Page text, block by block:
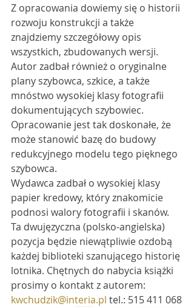
Z opracowania dowiemy się o historii
rozwoju konstrukcji a także
znajdziemy szczegółowy opis
wszystkich, zbudowanych wersji.
Autor zadbał również o oryginalne
plany szybowca, szkice, a także
mnóstwo wysokiej klasy fotografii
dokumentujących szybowiec.
Opracowanie jest tak doskonałe, że
może stanowić bazę do budowy
redukcyjnego modelu tego pięknego
szybowca.
Wydawca zadbał o wysokiej klasy
papier kredowy, który znakomicie
podnosi walory fotografii i skanów.
Ta dwujęzyczna (polsko-angielska)
pozycja będzie niewątpliwie ozdobą
każdej biblioteki szanującego historię
lotnika. Chętnych do nabycia książki
prosimy o kontakt z autorem:
kwchudzik@interia.pl tel.: 515 411 068